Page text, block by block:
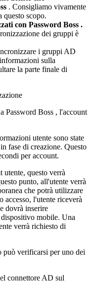
. Consigliamo vivamente
questo scopo.
con Password Boss .
dei gruppi è
i gruppi AD
informazioni sulla
la parte finale di
a Password Boss , l'account
utente sono state
in fase di creazione. Questo
per account.
utente, questo verrà
punto, all'utente verrà
che potrà utilizzare
accesso, l'utente riceverà
dovrà inserire
dispositivo mobile. Una
verrà richiesto di
può verificarsi per uno dei
connettore AD sul